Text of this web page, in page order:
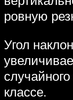
ровную
Угол
классе.